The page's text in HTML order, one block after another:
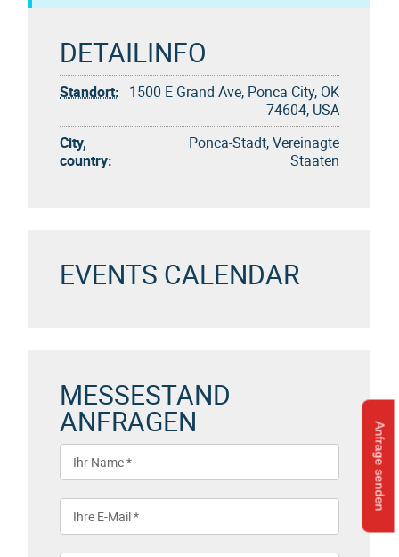
Anfrage senden
DETAILINFO
Standort: 1500 E Grand Ave, Ponca City, OK
74604, USA
City,
country:
Ponca-Stadt, Vereinagte
Staaten
EVENTS CALENDAR
MESSESTAND
ANFRAGEN